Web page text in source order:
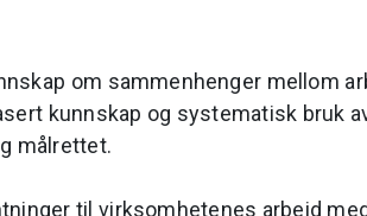
om sammenhenger mellom
kunnskap og systematisk bruk
målrettet.
til virksomhetenes arbeid